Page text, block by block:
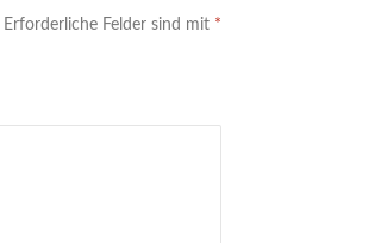
Erforderliche Felder sind mit *